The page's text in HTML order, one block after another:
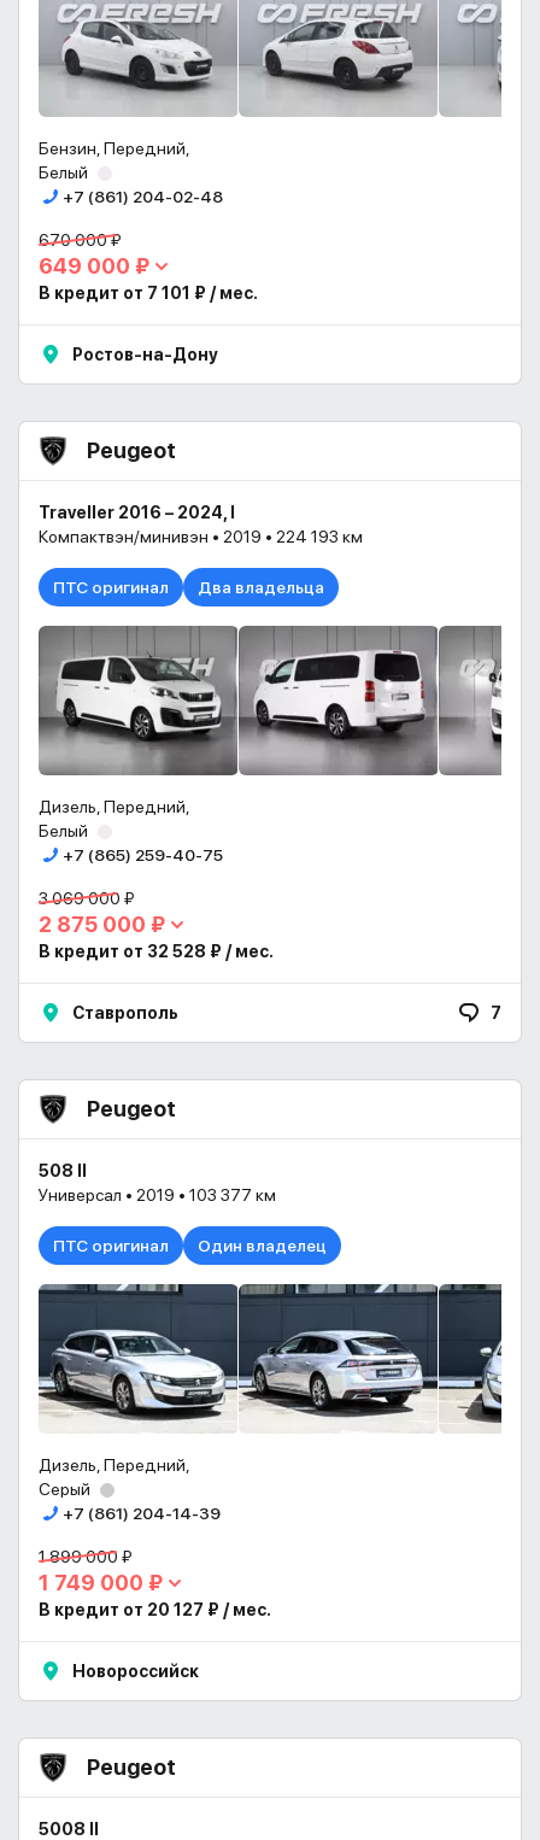
Бензин, Передний,
Белый
+7 (861) 204-02-48
670 000 ₽
649 000 ₽
В кредит от 7 101 ₽ / мес.
Ростов-на-Дону
Peugeot
Traveller 2016 – 2024, I
Компактвэн/минивэн • 2019 • 224 193 км
ПТС оригинал Два владельца
Дизель, Передний,
Белый
+7 (865) 259-40-75
3 069 000 ₽
2 875 000 ₽
В кредит от 32 528 ₽ / мес.
Ставрополь 7
Peugeot
508 II
Универсал • 2019 • 103 377 км
ПТС оригинал Один владелец
Дизель, Передний,
Серый
+7 (861) 204-14-39
1 899 000 ₽
1 749 000 ₽
В кредит от 20 127 ₽ / мес.
Новороссийск
Peugeot
5008 II